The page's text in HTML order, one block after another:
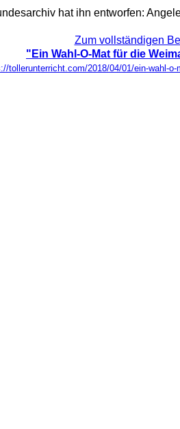
hat ihn entworfen:
Zum vollständigen
"Ein Wahl-O-Mat für die
tollerunterricht.com/2018/04/01/ein-wahl-o-